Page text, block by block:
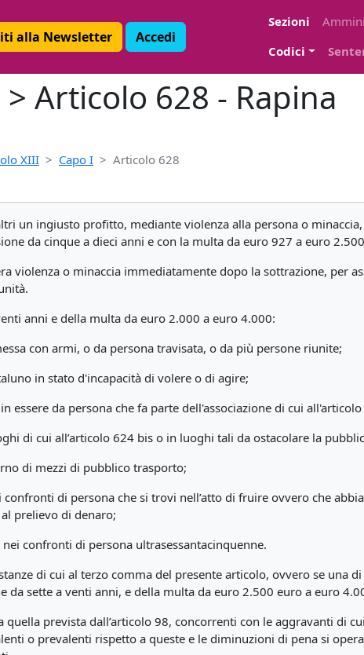
alla Newsletter Accedi
Sezioni
Codici
Articolo 628 - Rapina
XIII Capo I Articolo 628
un ingiusto profitto, mediante violenza alla persona o
da cinque a dieci anni e con la multa da euro 927 a euro
violenza o minaccia immediatamente dopo la sottrazione, per
anni e della multa da euro 2.000 a euro 4.000:
con armi, o da persona travisata, o da più persone riunite;
in stato d'incapacità di volere o di agire;
essere da persona che fa parte dell'associazione di cui
di cui all’articolo 624 bis o in luoghi tali da ostacolare la
di mezzi di pubblico trasporto;
di persona che si trovi nell’atto di fruire ovvero che
prelievo di denaro;
confronti di persona ultrasessantacinquenne.
di cui al terzo comma del presente articolo, ovvero se una
da sette a venti anni, e della multa da euro 2.500 euro a euro
quella prevista dall’articolo 98, concorrenti con le aggravanti di
o prevalenti rispetto a queste e le diminuzioni di pena si